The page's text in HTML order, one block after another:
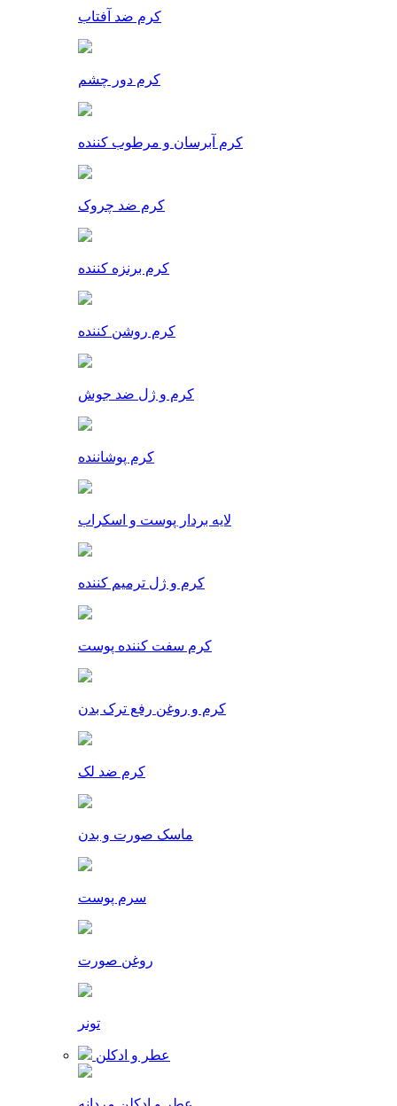
کرم ضد آفتاب
کرم دور چشم
کرم آبرسان و مرطوب کننده
کرم ضد چروک
کرم برنزه کننده
کرم روشن کننده
کرم و ژل ضد جوش
کرم پوشاننده
لایه بردار پوست و اسکراب
کرم و ژل ترمیم کننده
کرم سفت کننده پوست
کرم و روغن رفع ترک بدن
کرم ضد لک
ماسک صورت و بدن
سرم پوست
روغن صورت
تونر
عطر و ادکلن